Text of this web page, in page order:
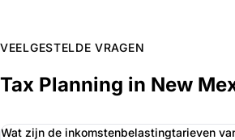
VEELGESTELDE VRAGEN
Tax Planning in New
Wat zijn de inkomstenbelastingtarieven